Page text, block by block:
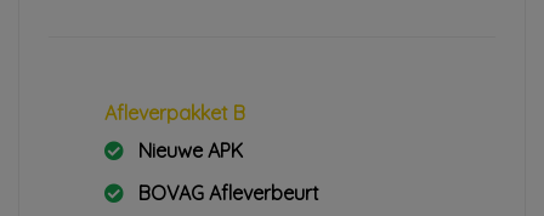
Afleverpakket B
Nieuwe APK
BOVAG Afleverbeurt